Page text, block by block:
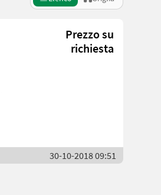
Prezzo su
richiesta
30-10-2018 09:51